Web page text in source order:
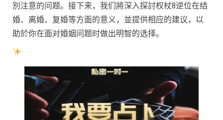
別注意的问题。接下来，我们將深入探討权杖8逆位在结
婚、离婚、复婚等方面的意义，並提供相应的建议，以
助於你在面对婚姻问题时做出明智的选择。